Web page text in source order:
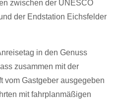
zwischen der UNESCO
der Endstation Eichsfelder
in den Genuss
zusammen mit der
vom Gastgeber ausgegeben
mit fahrplanmäßigen